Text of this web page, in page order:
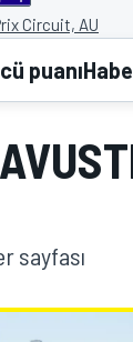
Circuit, AU
puanı
sayfası